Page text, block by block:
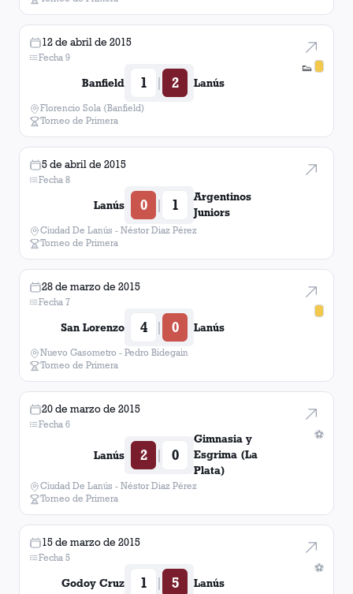
👟
12 de abril de 2015
Fecha 9
Banfield 1 | 2 Lanús
Florencio Sola (Banfield)
Torneo de Primera
5 de abril de 2015
Fecha 8
Lanús 0 | 1
Argentinos
Juniors
Ciudad De Lanús - Néstor Diaz Pérez
Torneo de Primera
28 de marzo de 2015
Fecha 7
San Lorenzo 4 | 0 Lanús
Nuevo Gasometro - Pedro Bidegain
Torneo de Primera
⚽
20 de marzo de 2015
Fecha 6
Lanús 2 | 0
Gimnasia y
Esgrima (La
Plata)
Ciudad De Lanús - Néstor Diaz Pérez
Torneo de Primera
⚽
15 de marzo de 2015
Fecha 5
Godoy Cruz 1 | 5 Lanús